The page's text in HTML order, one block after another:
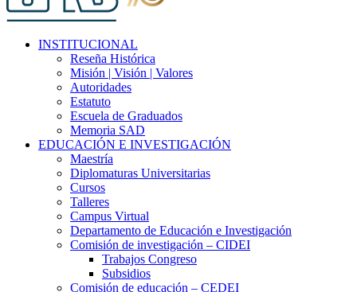
Menu
INSTITUCIONAL
Reseña Histórica
Misión | Visión | Valores
Autoridades
Estatuto
Escuela de Graduados
Memoria SAD
EDUCACIÓN E INVESTIGACIÓN
Maestría
Diplomaturas Universitarias
Cursos
Talleres
Campus Virtual
Departamento de Educación e Investigación
Comisión de investigación – CIDEI
Trabajos Congreso
Subsidios
Comisión de educación – CEDEI